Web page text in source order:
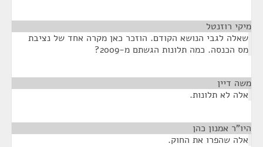
מיקי רוזנטל
שאלה לגבי הנושא הקודם. הוזכר כאן מקרה אחד של נציבת
מס הכנסה. כמה תלונות הגשתם מ-2009?
משה דיין
אלה לא תלונות.
היו"ר אמנון כהן
אלה שהפרו את החוק.